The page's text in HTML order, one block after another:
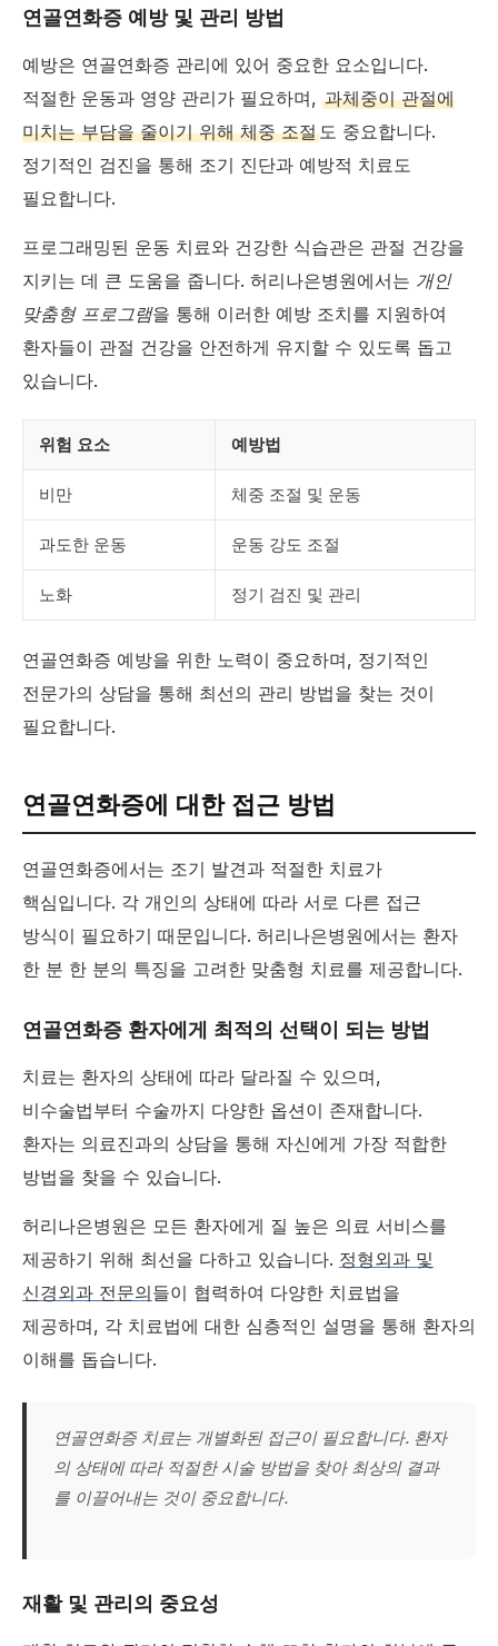
연골연화증 예방 및 관리 방법
예방은 연골연화증 관리에 있어 중요한 요소입니다.
적절한 운동과 영양 관리가 필요하며, 과체중이 관절에
미치는 부담을 줄이기 위해 체중 조절도 중요합니다.
정기적인 검진을 통해 조기 진단과 예방적 치료도
필요합니다.
프로그래밍된 운동 치료와 건강한 식습관은 관절 건강을
지키는 데 큰 도움을 줍니다. 허리나은병원에서는 개인
맞춤형 프로그램을 통해 이러한 예방 조치를 지원하여
환자들이 관절 건강을 안전하게 유지할 수 있도록 돕고
있습니다.
위험 요소 예방법
비만 체중 조절 및 운동
과도한 운동 운동 강도 조절
노화 정기 검진 및 관리
연골연화증 예방을 위한 노력이 중요하며, 정기적인
전문가의 상담을 통해 최선의 관리 방법을 찾는 것이
필요합니다.
연골연화증에 대한 접근 방법
연골연화증에서는 조기 발견과 적절한 치료가
핵심입니다. 각 개인의 상태에 따라 서로 다른 접근
방식이 필요하기 때문입니다. 허리나은병원에서는 환자
한 분 한 분의 특징을 고려한 맞춤형 치료를 제공합니다.
연골연화증 환자에게 최적의 선택이 되는 방법
치료는 환자의 상태에 따라 달라질 수 있으며,
비수술법부터 수술까지 다양한 옵션이 존재합니다.
환자는 의료진과의 상담을 통해 자신에게 가장 적합한
방법을 찾을 수 있습니다.
허리나은병원은 모든 환자에게 질 높은 의료 서비스를
제공하기 위해 최선을 다하고 있습니다. 정형외과 및
신경외과 전문의들이 협력하여 다양한 치료법을
제공하며, 각 치료법에 대한 심층적인 설명을 통해 환자의
이해를 돕습니다.
연골연화증 치료는 개별화된 접근이 필요합니다. 환자
의 상태에 따라 적절한 시술 방법을 찾아 최상의 결과
를 이끌어내는 것이 중요합니다.
재활 및 관리의 중요성